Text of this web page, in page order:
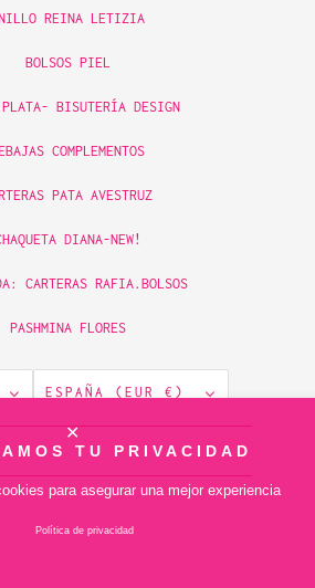
REINA LETIZIA
BOLSOS PIEL
PLATA- BISUTERÍA DESIGN
COMPLEMENTOS
PATA AVESTRUZ
DIANA-NEW!
CARTERAS RAFIA.BOLSOS
PASHMINA FLORES
ESPAÑA (EUR €)
. Tecnología de Shopify
TU PRIVACIDAD
para asegurar una mejor experiencia
Política de privacidad
✕